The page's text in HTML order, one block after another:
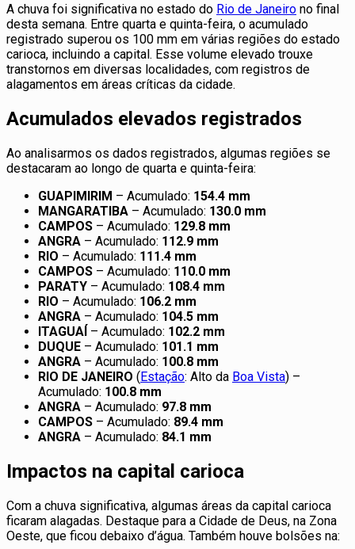
A chuva foi significativa no estado do Rio de Janeiro no final
desta semana. Entre quarta e quinta-feira, o acumulado
registrado superou os 100 mm em várias regiões do estado
carioca, incluindo a capital. Esse volume elevado trouxe
transtornos em diversas localidades, com registros de
alagamentos em áreas críticas da cidade.
Acumulados elevados registrados
Ao analisarmos os dados registrados, algumas regiões se
destacaram ao longo de quarta e quinta-feira:
GUAPIMIRIM – Acumulado: 154.4 mm
MANGARATIBA – Acumulado: 130.0 mm
CAMPOS – Acumulado: 129.8 mm
ANGRA – Acumulado: 112.9 mm
RIO – Acumulado: 111.4 mm
CAMPOS – Acumulado: 110.0 mm
PARATY – Acumulado: 108.4 mm
RIO – Acumulado: 106.2 mm
ANGRA – Acumulado: 104.5 mm
ITAGUAÍ – Acumulado: 102.2 mm
DUQUE – Acumulado: 101.1 mm
ANGRA – Acumulado: 100.8 mm
RIO DE JANEIRO (Estação: Alto da Boa Vista) –
Acumulado: 100.8 mm
ANGRA – Acumulado: 97.8 mm
CAMPOS – Acumulado: 89.4 mm
ANGRA – Acumulado: 84.1 mm
Impactos na capital carioca
Com a chuva significativa, algumas áreas da capital carioca
ficaram alagadas. Destaque para a Cidade de Deus, na Zona
Oeste, que ficou debaixo d’água. Também houve bolsões na: